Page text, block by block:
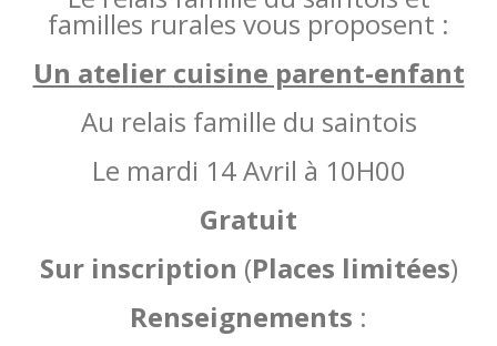
familles rurales vous proposent :
Un atelier cuisine parent-enfant
Au relais famille du saintois
Le mardi 14 Avril à 10H00
Gratuit
Sur inscription (Places limitées)
Renseignements :